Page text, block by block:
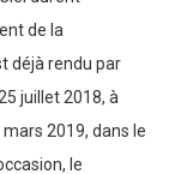
de la
déjà rendu par
juillet 2018, à
2019, dans le
le